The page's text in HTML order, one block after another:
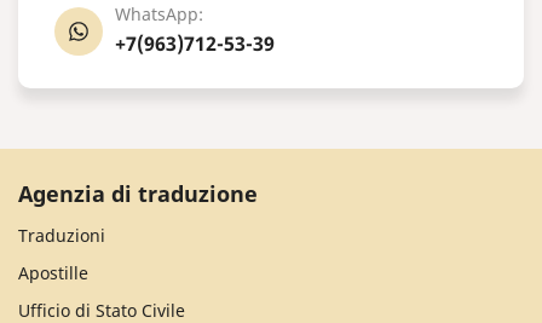
WhatsApp:
+7(963)712-53-39
Agenzia di traduzione
Traduzioni
Apostille
Ufficio di Stato Civile